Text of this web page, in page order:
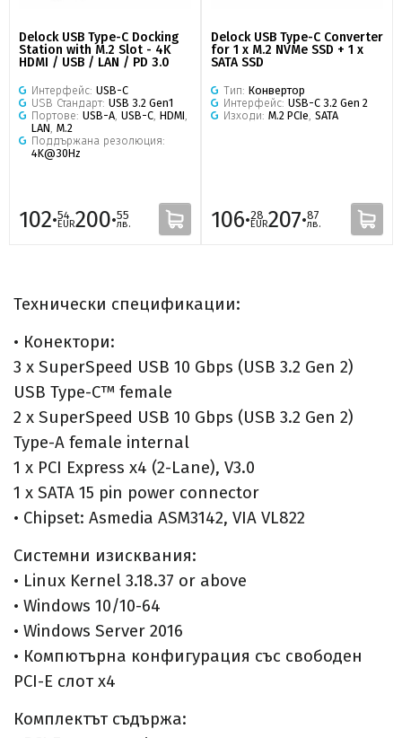
Delock USB Type-C Docking
Station with M.2 Slot - 4K
HDMI / USB / LAN / PD 3.0
Интерфейс: USB-C
USB Стандарт: USB 3.2 Gen1
Портове: USB-A, USB-C, HDMI,
LAN, M.2
Поддържана резолюция:
4K@30Hz
102·54
EUR200·55
лв.
Delock USB Type-C Converter
for 1 x M.2 NVMe SSD + 1 x
SATA SSD
Тип: Конвертор
Интерфейс: USB-C 3.2 Gen 2
Изходи: M.2 PCIe, SATA
106·28
EUR207·87
лв.
Технически спецификации:
• Конектори:
3 x SuperSpeed USB 10 Gbps (USB 3.2 Gen 2)
USB Type-C™ female
2 x SuperSpeed USB 10 Gbps (USB 3.2 Gen 2)
Type-A female internal
1 x PCI Express x4 (2-Lane), V3.0
1 x SATA 15 pin power connector
• Chipset: Asmedia ASM3142, VIA VL822
Системни изисквания:
• Linux Kernel 3.18.37 or above
• Windows 10/10-64
• Windows Server 2016
• Компютърна конфигурация със свободен
PCI-E слот x4
Комплектът съдържа: